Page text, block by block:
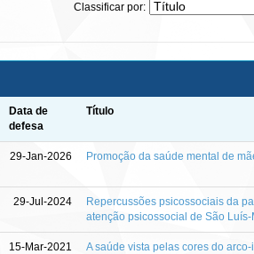
Classificar por:
Data de
defesa
Título
29-Jan-2026 Promoção da saúde mental de
29-Jul-2024
Repercussões psicossociais da
atenção psicossocial de São Luís-
15-Mar-2021
A saúde vista pelas cores do